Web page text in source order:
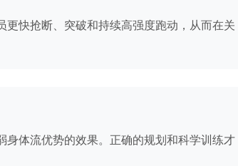
快抢断、突破和持续高强度跑动，从而在关
体流优势的效果。正确的规划和科学训练才